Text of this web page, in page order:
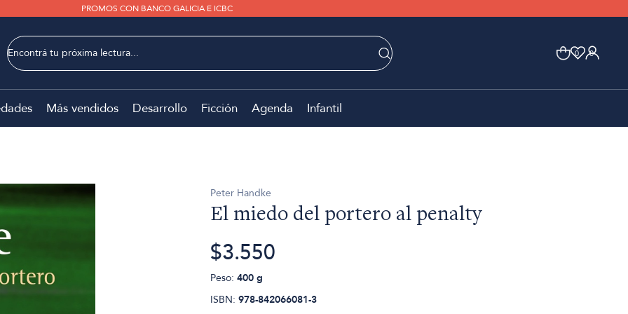
PROMOS CON BANCO GALICIA E ICBC
0 0
Más vendidos Desarrollo Ficción Agenda Infantil
Peter Handke
El miedo del portero al penalty
$3.550
Peso: 400 g
ISBN: 978-842066081-3